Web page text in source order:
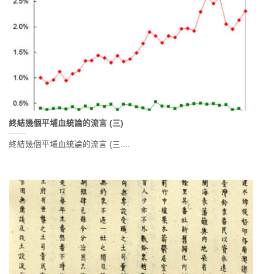
終結幾個平埔血統論的流言 (三)
終結幾個平埔血統論的流言 (三....